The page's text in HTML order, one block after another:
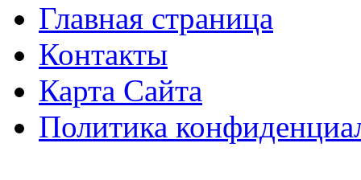
Главная страница
Контакты
Карта Сайта
Политика